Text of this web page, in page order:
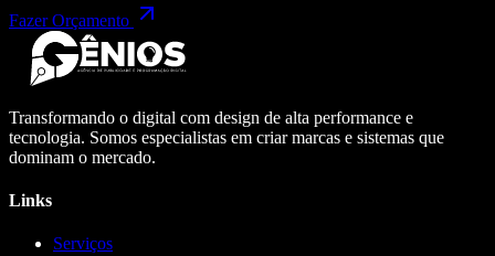
Fazer Orçamento
Transformando o digital com design de alta performance e
tecnologia. Somos especialistas em criar marcas e sistemas que
dominam o mercado.
Links
Serviços